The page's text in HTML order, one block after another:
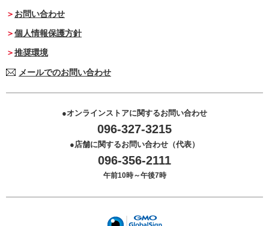
お問い合わせ
個人情報保護方針
推奨環境
メールでのお問い合わせ
オンラインストアに関するお問い合わせ
096-327-3215
店舗に関するお問い合わせ（代表）
096-356-2111
午前10時～午後7時